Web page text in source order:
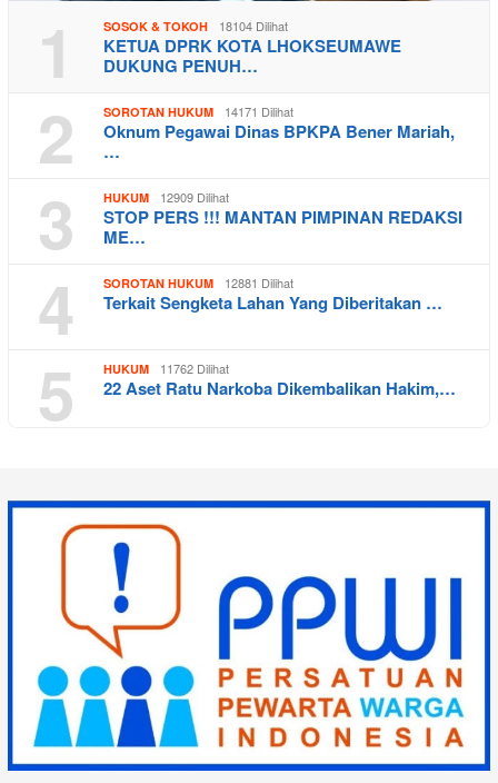
1 SOSOK & TOKOH 18104 Dilihat
KETUA DPRK KOTA LHOKSEUMAWE
DUKUNG PENUH…
2 SOROTAN HUKUM 14171 Dilihat
Oknum Pegawai Dinas BPKPA Bener Mariah,
…
3 HUKUM 12909 Dilihat
STOP PERS !!! MANTAN PIMPINAN REDAKSI
ME…
4 SOROTAN HUKUM 12881 Dilihat
Terkait Sengketa Lahan Yang Diberitakan …
5 HUKUM 11762 Dilihat
22 Aset Ratu Narkoba Dikembalikan Hakim,…